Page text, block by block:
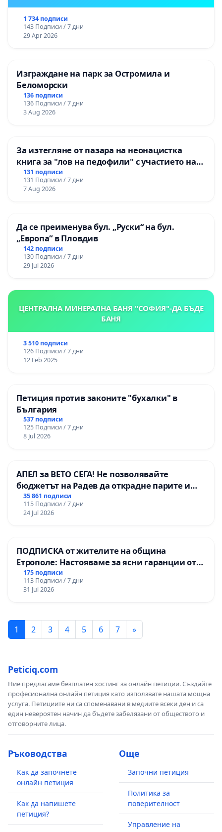
1 734 подписи
143 Подписи / 7 дни
29 Apr 2026
Изграждане на парк за Остромила и
Беломорски
136 подписи
136 Подписи / 7 дни
3 Aug 2026
За изтегляне от пазара на неонацистка
книга за "лов на педофили" с участието на
деца
131 подписи
131 Подписи / 7 дни
7 Aug 2026
Да се преименува бул. „Руски“ на бул.
„Европа“ в Пловдив
142 подписи
130 Подписи / 7 дни
29 Jul 2026
ЦЕНТРАЛНА МИНЕРАЛНА БАНЯ "СОФИЯ"-ДА БЪДЕ
БАНЯ
3 510 подписи
126 Подписи / 7 дни
12 Feb 2025
Петиция против законите "бухалки" в
България
537 подписи
125 Подписи / 7 дни
8 Jul 2026
АПЕЛ за ВЕТО СЕГА! Не позволявайте
бюджетът на Радев да открадне парите и
правата ни в тъмното
35 861 подписи
115 Подписи / 7 дни
24 Jul 2026
ПОДПИСКА от жителите на община
Етрополе: Настояваме за ясни гаранции от
“Елаците-МЕД” АД и от държавата, че ще се
изпълнят всички екологични норми!
175 подписи
113 Подписи / 7 дни
31 Jul 2026
1 2 3 4 5 6 7 »
Peticiq.com
Ние предлагаме безплатен хостинг за онлайн петиции. Създайте
професионална онлайн петиция като използвате нашата мощна
услуга. Петициите ни са споменавани в медиите всеки ден и са
един невероятен начин да бъдете забелязани от обществото и
отговорните лица.
Ръководства
Как да започнете
онлайн петиция
Как да напишете
петиция?
Още
Започни петиция
Политика за
поверителност
Управление на